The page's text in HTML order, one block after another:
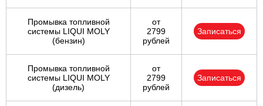
Промывка топливной
системы LIQUI MOLY
(бензин)
от
2799
рублей
Записаться
Промывка топливной
системы LIQUI MOLY
(дизель)
от
2799
рублей
Записаться